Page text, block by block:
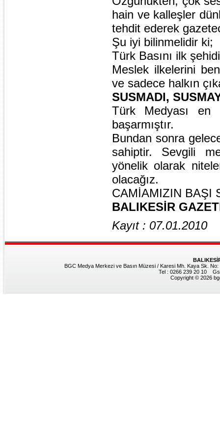
hain ve kalleşler
tehdit ederek
Şu iyi bilinmelidir ki;
Türk Basını ilk
Meslek ilkelerini
ve sadece halkın
SUSMADI,
Türk Medyası en
başarmıştır.
Bundan sonra
sahiptir. Sevgili
yönelik olarak
olacağız.
CAMİAMIZIN BAŞI
BALIKESİR
Kayıt : 07.01.2010
BGC Medya Merkezi ve Basın Müzesi / Karesi Mh. Kaya Sk.
Tel : 0266 239 20 10
Copyright © 2026